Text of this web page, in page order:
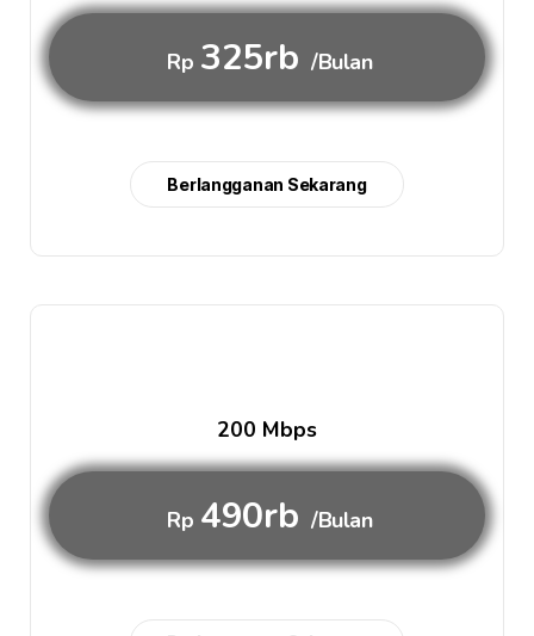
Rp 325rb /Bulan
Berlangganan Sekarang
200 Mbps
Rp 490rb /Bulan